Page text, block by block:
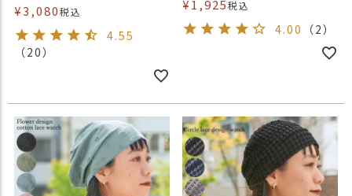
¥3,080税込
4.55
（20）
¥1,925税込
4.00 （2）